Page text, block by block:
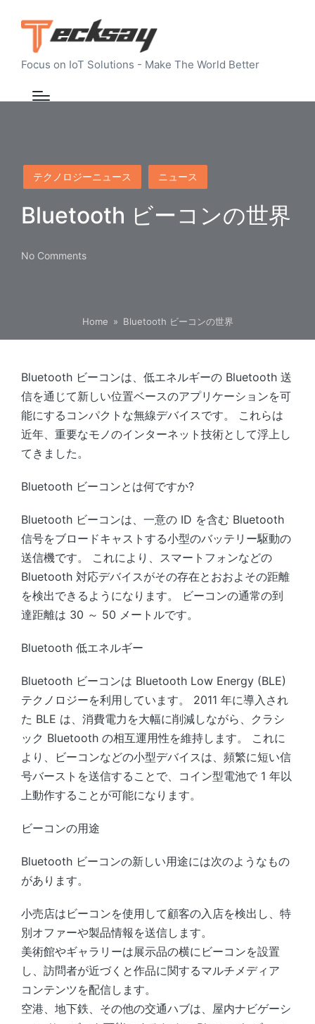
Focus on IoT Solutions - Make The World Better
Posted
in
テクノロジーニュース ニュース
Bluetooth ビーコンの世界
No Comments
Home » Bluetooth ビーコンの世界
Bluetooth ビーコンは、低エネルギーの Bluetooth 送
信を通じて新しい位置ベースのアプリケーションを可
能にするコンパクトな無線デバイスです。 これらは
近年、重要なモノのインターネット技術として浮上し
てきました。
Bluetooth ビーコンとは何ですか?
Bluetooth ビーコンは、一意の ID を含む Bluetooth
信号をブロードキャストする小型のバッテリー駆動の
送信機です。 これにより、スマートフォンなどの
Bluetooth 対応デバイスがその存在とおおよその距離
を検出できるようになります。 ビーコンの通常の到
達距離は 30 ～ 50 メートルです。
Bluetooth 低エネルギー
Bluetooth ビーコンは Bluetooth Low Energy (BLE)
テクノロジーを利用しています。 2011 年に導入され
た BLE は、消費電力を大幅に削減しながら、クラシ
ック Bluetooth の相互運用性を維持します。 これに
より、ビーコンなどの小型デバイスは、頻繁に短い信
号バーストを送信することで、コイン型電池で 1 年以
上動作することが可能になります。
ビーコンの用途
Bluetooth ビーコンの新しい用途には次のようなもの
があります。
小売店はビーコンを使用して顧客の入店を検出し、特
別オファーや製品情報を送信します。
美術館やギャラリーは展示品の横にビーコンを設置
し、訪問者が近づくと作品に関するマルチメディア
コンテンツを配信します。
空港、地下鉄、その他の交通ハブは、屋内ナビゲーシ